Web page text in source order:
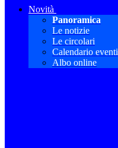
Novità
Panoramica
Le notizie
Le circolari
Calendario eventi
Albo online